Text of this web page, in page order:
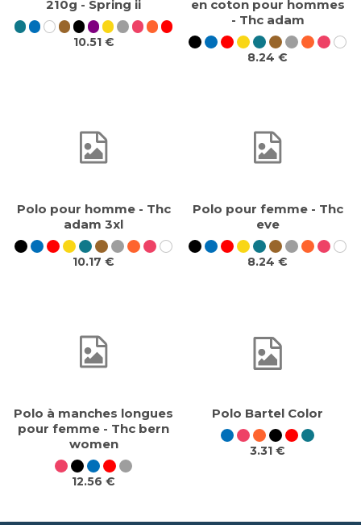
210g - Spring ii
10.51 €
en coton pour hommes
- Thc adam
8.24 €
Polo pour homme - Thc
adam 3xl
10.17 €
Polo pour femme - Thc
eve
8.24 €
Polo à manches longues
pour femme - Thc bern
women
12.56 €
Polo Bartel Color
3.31 €